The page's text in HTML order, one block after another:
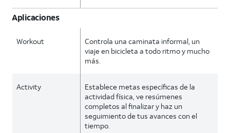
Aplicaciones
Workout
Controla una caminata informal, un
viaje en bicicleta a todo ritmo y mucho
más.
Activity
Establece metas específicas de la
actividad física, ve resúmenes
completos al finalizar y haz un
seguimiento de tus avances con el
tiempo.